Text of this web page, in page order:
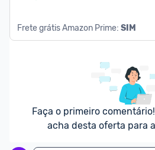
Frete grátis Amazon Prime: SIM
Faça o primeiro
acha desta oferta para